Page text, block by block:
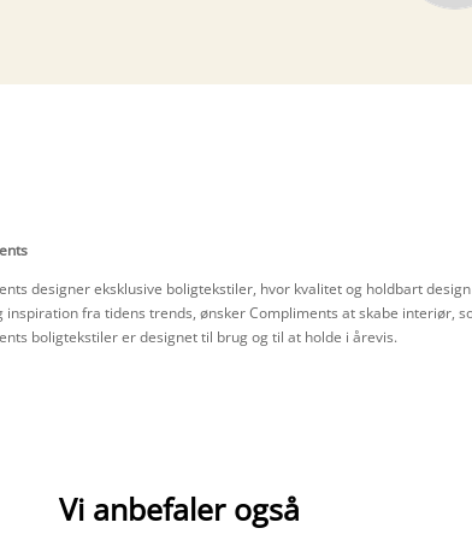
designer eksklusive boligtekstiler, hvor kvalitet og holdbart
inspiration fra tidens trends, ønsker Compliments at skabe interiør,
boligtekstiler er designet til brug og til at holde i årevis.
Vi anbefaler også